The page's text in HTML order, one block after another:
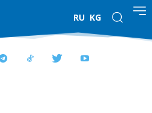
RU KG